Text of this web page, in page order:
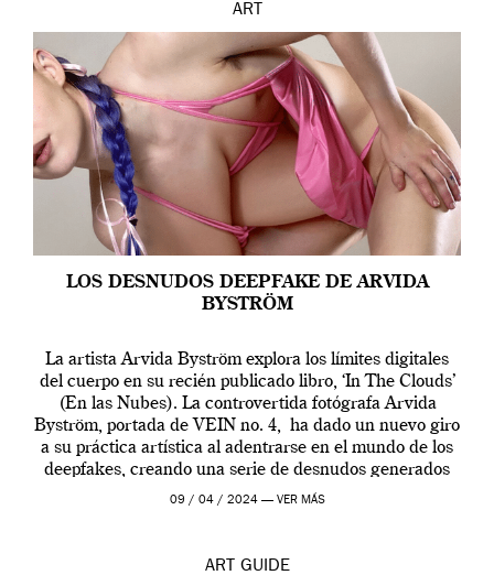
ART
LOS DESNUDOS DEEPFAKE DE ARVIDA
BYSTRÖM
La artista Arvida Byström explora los límites digitales
del cuerpo en su recién publicado libro, ‘In The Clouds’
(En las Nubes). La controvertida fotógrafa Arvida
Byström, portada de VEIN no. 4, ha dado un nuevo giro
a su práctica artística al adentrarse en el mundo de los
deepfakes, creando una serie de desnudos generados
por […]
09 / 04 / 2024 — VER MÁS
ART GUIDE